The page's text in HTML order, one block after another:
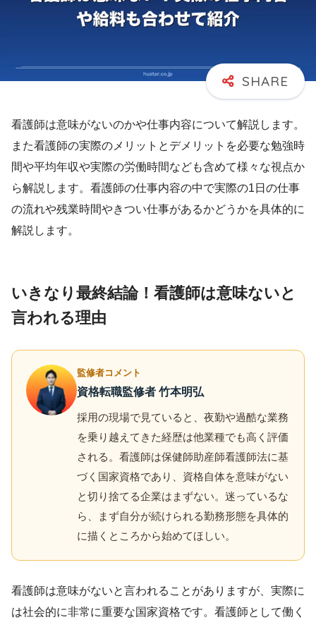
看護師は意味がないのかや仕事内容について解説します。
また看護師の実際のメリットとデメリットを必要な勉強時
間や平均年収や実際の労働時間なども含めて様々な視点か
ら解説します。看護師の仕事内容の中で実際の1日の仕事
の流れや残業時間やきつい仕事があるかどうかを具体的に
解説します。
いきなり最終結論！看護師は意味ないと
言われる理由
監修者コメント
資格転職監修者 竹本明弘
採用の現場で見ていると、夜勤や過酷な業務
を乗り越えてきた経歴は他業種でも高く評価
される。看護師は保健師助産師看護師法に基
づく国家資格であり、資格自体を意味がない
と切り捨てる企業はまずない。迷っているな
ら、まず自分が続けられる勤務形態を具体的
に描くところから始めてほしい。
看護師は意味がないと言われることがありますが、実際に
は社会的に非常に重要な国家資格です。看護師として働く